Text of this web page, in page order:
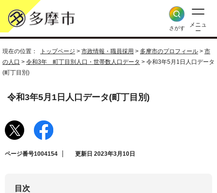
さがす
メニュ
ー
現在の位置： トップページ > 市政情報・職員採用 > 多摩市のプロフィール > 市
の人口 > 令和3年 町丁目別人口・世帯数人口データ > 令和3年5月1日人口データ
(町丁目別)
令和3年5月1日人口データ(町丁目別)
ページ番号1004154 更新日 2023年3月10日
目次